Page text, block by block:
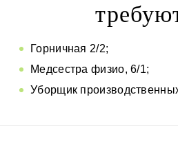
Горничная 2/2;
Медсестра физио, 6/1;
Уборщик